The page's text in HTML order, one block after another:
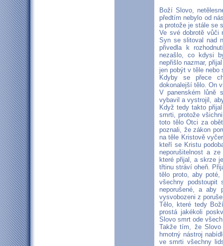
Boží Slovo,
předtím nebylo od
a protože je stále se
Ve své dobrotě vůči
Syn se slitoval nad
přivedla k
nezašlo, co kdysi
nepřišlo nazmar,
jen pobýt v těle nebo
Kdyby se přece
dokonalejší tělo. On
V panenském lůně
vybavil a vystrojil,
Když tedy takto
smrti, protože
toto tělo Otci za
poznali, že zákon
na těle Kristově
kteří se Kristu
neporušitelnost a
které přijal, a skrze
třtinu stráví oheň.
tělo proto, aby
všechny
neporušené, a aby
vysvobozeni z
Tělo, které tedy
prostá jakékoli
Slovo smrt ode
Takže tím, že
hmotný nástroj
ve smrti všechny